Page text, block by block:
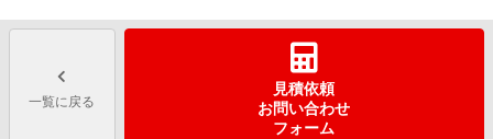
一覧に戻る
見積依頼
お問い合わせ
フォーム